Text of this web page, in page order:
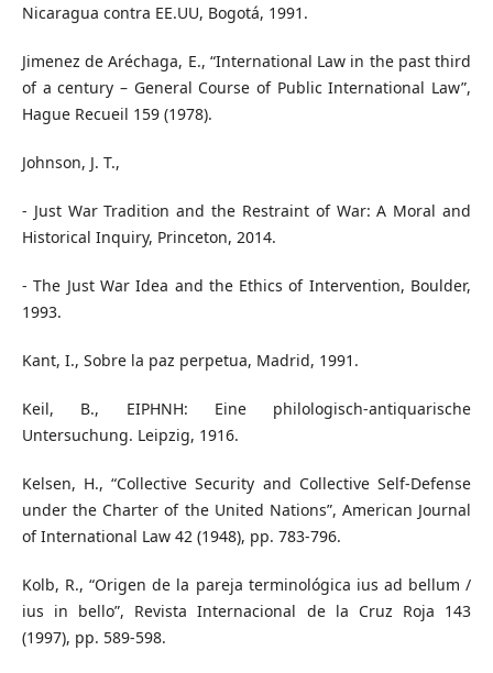
Nicaragua contra EE.UU, Bogotá, 1991.
Jimenez de Aréchaga, E., “International Law in the past third
of a century – General Course of Public International Law”,
Hague Recueil 159 (1978).
Johnson, J. T.,
- Just War Tradition and the Restraint of War: A Moral and
Historical Inquiry, Princeton, 2014.
- The Just War Idea and the Ethics of Intervention, Boulder,
1993.
Kant, I., Sobre la paz perpetua, Madrid, 1991.
Keil, B., EIPHNH: Eine philologisch-antiquarische
Untersuchung. Leipzig, 1916.
Kelsen, H., “Collective Security and Collective Self-Defense
under the Charter of the United Nations”, American Journal
of International Law 42 (1948), pp. 783-796.
Kolb, R., “Origen de la pareja terminológica ius ad bellum /
ius in bello”, Revista Internacional de la Cruz Roja 143
(1997), pp. 589-598.